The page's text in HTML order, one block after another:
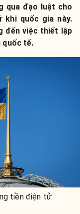
qua đạo luật cho
khi quốc gia này.
đến việc thiết lập
quốc tế.
tiền điện tử